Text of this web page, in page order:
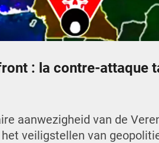
: la contre-attaque
aanwezigheid van de
veiligstellen van